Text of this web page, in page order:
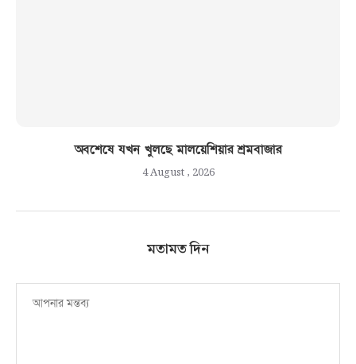
অবশেষে যখন খুলছে মালয়েশিয়ার শ্রমবাজার
4 August , 2026
মতামত দিন